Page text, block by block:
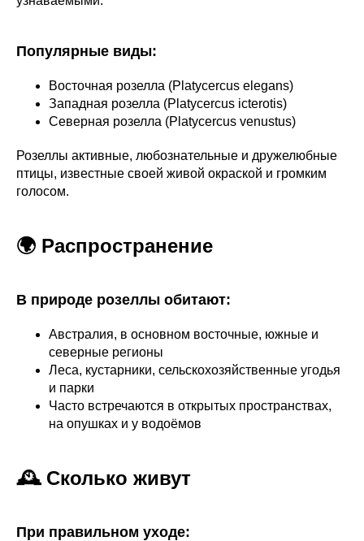
Популярные виды:
Восточная розелла (Platycercus elegans)
Западная розелла (Platycercus icterotis)
Северная розелла (Platycercus venustus)
Розеллы активные, любознательные и дружелюбные
птицы, известные своей живой окраской и громким
голосом.
🌍 Распространение
В природе розеллы обитают:
Австралия, в основном восточные, южные и
северные регионы
Леса, кустарники, сельскохозяйственные угодья
и парки
Часто встречаются в открытых пространствах,
на опушках и у водоёмов
🕰️ Сколько живут
При правильном уходе: